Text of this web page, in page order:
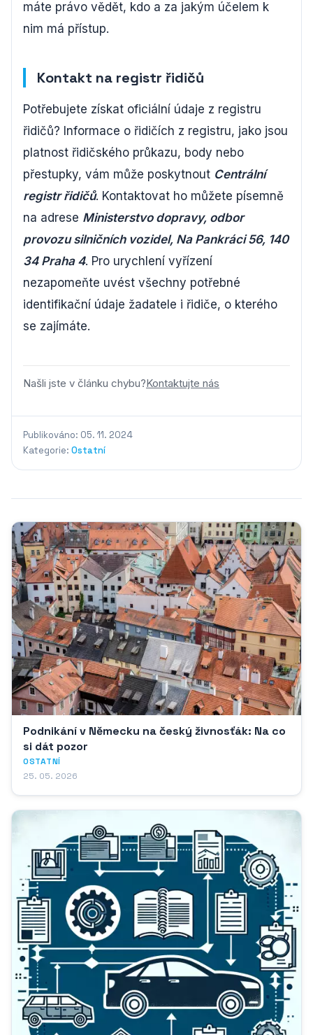
máte právo vědět, kdo a za jakým účelem k
nim má přístup.
Kontakt na registr řidičů
Potřebujete získat oficiální údaje z registru
řidičů? Informace o řidičích z registru, jako jsou
platnost řidičského průkazu, body nebo
přestupky, vám může poskytnout Centrální
registr řidičů. Kontaktovat ho můžete písemně
na adrese Ministerstvo dopravy, odbor
provozu silničních vozidel, Na Pankráci 56, 140
34 Praha 4. Pro urychlení vyřízení
nezapomeňte uvést všechny potřebné
identifikační údaje žadatele i řidiče, o kterého
se zajímáte.
Našli jste v článku chybu?Kontaktujte nás
Publikováno: 05. 11. 2024
Kategorie: Ostatní
Podnikání v Německu na český živnosťák: Na co
si dát pozor
OSTATNÍ
25. 05. 2026